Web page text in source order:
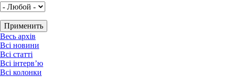
Весь архів
Всі новини
Всі статті
Всі інтерв’ю
Всі колонки